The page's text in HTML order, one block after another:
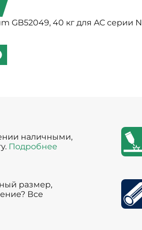
GB52049, 40 кг для AC серии N
наличными,
Подробнее
размер,
Все